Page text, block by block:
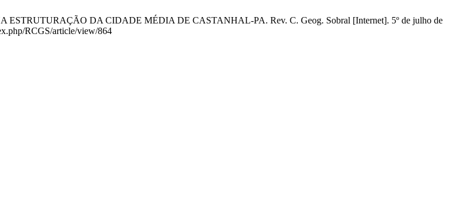
ESTRUTURAÇÃO DA CIDADE MÉDIA DE CASTANHAL-PA. Rev. C. Geog. Sobral [Internet]. 5º de julho de
RCGS/article/view/864